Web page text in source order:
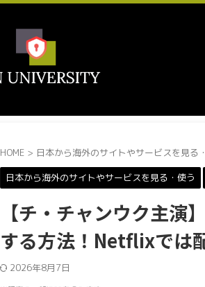
HOME > 日本から海外のサイトやサービスを見る
日本から海外のサイトやサービスを見る・使う
【チ・チャンウク主
する方法！Netflixでは
2026年8月7日